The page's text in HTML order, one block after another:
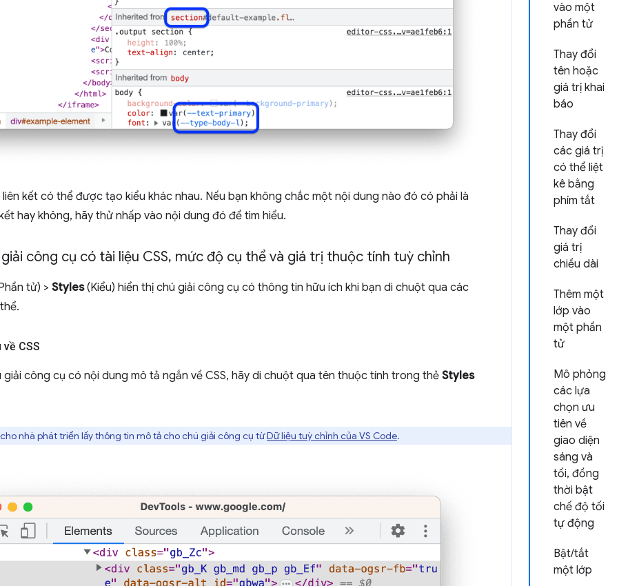
vào một
phần tử
Thay đổi
tên hoặc
giá trị khai
báo
Thay đổi
các giá trị
có thể liệt
kê bằng
phím tắt
Thay đổi
giá trị
chiều dài
Thêm một
lớp vào
một phần
tử
Mô phỏng
các lựa
chọn ưu
tiên về
giao diện
sáng và
tối, đồng
thời bật
chế độ tối
tự động
Bật/tắt
một lớp
kết có thể được tạo kiểu khác nhau. Nếu bạn không chắc một nội dung nào đó có phải là
hay không, hãy thử nhấp vào nội dung đó để tìm hiểu.
công cụ có tài liệu CSS, mức độ cụ thể và giá trị thuộc tính tuỳ chỉnh
tử) > Styles(Kiểu) hiển thị chú giải công cụ có thông tin hữu ích khi bạn di chuột qua các
CSS
giải công cụ có nội dung mô tả ngắn về CSS, hãy di chuột qua tên thuộc tính trong thẻStyles
nhà phát triển lấy thông tin mô tả cho chú giải công cụ từDữ liệu tuỳ chỉnh của VS Code.